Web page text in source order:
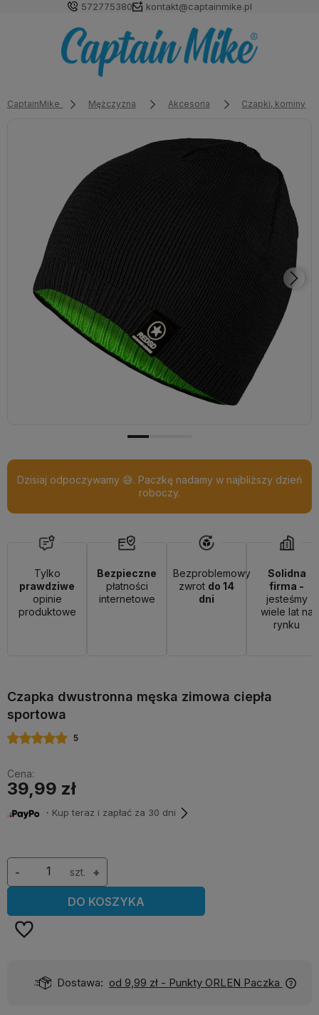
572775380 kontakt@captainmike.pl
CaptainMike Mężczyzna Akcesoria Czapki, kominy
Dzisiaj odpoczywamy 😅. Paczkę nadamy w najbliższy dzień
roboczy.
Tylko
prawdziwe
opinie
produktowe
Bezpieczne
płatności
internetowe
Bezproblemowy
zwrot do 14
dni
Solidna
firma -
jesteśmy
wiele lat na
rynku
Czapka dwustronna męska zimowa ciepła
sportowa
5
Cena:
39,99 zł
・Kup teraz i zapłać za 30 dni
szt. +
-
DO KOSZYKA
Dostawa: od 9,99 zł - Punkty ORLEN Paczka